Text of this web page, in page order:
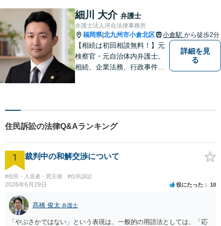
りの声を大切にし、適切な解
決方法をご提案いたします。
細川 大介 弁護士
弁護士法人河合法律事務所
福岡県|北九州市小倉北区 小倉駅 から徒歩2分
【相続は初回相談無料！】元
検察官・元自治体内弁護士。
相続、企業法務、行政事件、
詳細を見
る
住民訴訟の法律Q&Aランキング
1 裁判中の和解交渉について
#住民・入居者・買主側 #住民訴訟
2026年6月29日 役にたった 10
髙橋 俊太 弁護士
「やぶさかではない」という表現は、一般的の用語法としては、「応